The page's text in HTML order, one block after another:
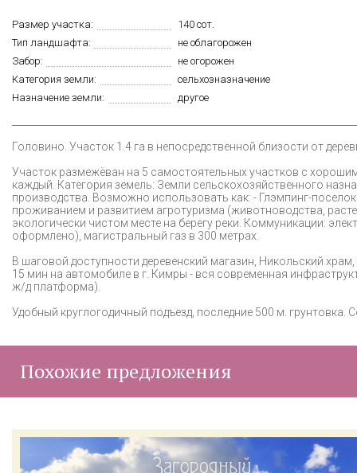
Размер участка:
140 сот.
Тип ландшафта:
не облагорожен
Забор:
не огорожен
Категория земли:
сельхозназначение
Назначение земли:
другое
Головино. Участок 1.4 га в непосредственной близости от
Участок размежёван на 5 самостоятельных участков с
каждый. Категория земель: Земли сельскохозяйственного
производства. Возможно использовать как: - Глэмпинг-
проживанием и развитием агротуризма (животноводства,
экологически чистом месте на берегу реки. Коммуникации:
оформлено), магистральный газ в 300 метрах.
В шаговой доступности деревенский магазин, Никольский
15 мин на автомобиле в г. Кимры - вся современная
ж/д платформа).
Удобный круглогодичный подъезд, последние 500 м.
Похожие предложения